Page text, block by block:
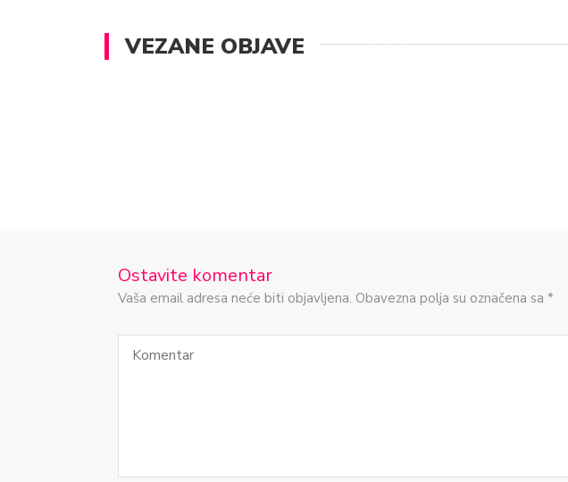
VEZANE OBJAVE
Ostavite komentar
Vaša email adresa neće biti objavljena. Obavezna polja su označena sa *